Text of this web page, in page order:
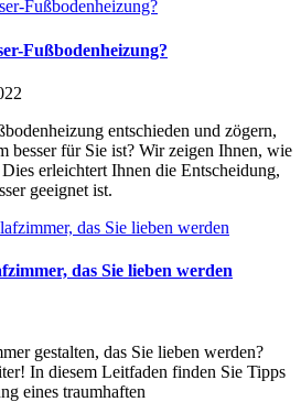
Fußbodenheizung?
entschieden und zögern,
besser für Sie ist? Wir zeigen Ihnen, wie
erleichtert Ihnen die Entscheidung,
geeignet ist.
das Sie lieben werden
gestalten, das Sie lieben werden?
In diesem Leitfaden finden Sie Tipps
eines traumhaften